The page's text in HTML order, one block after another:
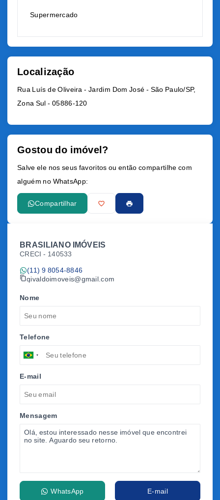
Supermercado
Localização
Rua Luís de Oliveira - Jardim Dom José - São Paulo/SP,
Zona Sul - 05886-120
Gostou do imóvel?
Salve ele nos seus favoritos ou então compartilhe com
alguém no WhatsApp:
Compartilhar
BRASILIANO IMÓVEIS
CRECI - 140533
(11) 9 8054-8846
givaldoimoveis@gmail.com
Nome
Telefone
E-mail
Mensagem
WhatsApp E-mail